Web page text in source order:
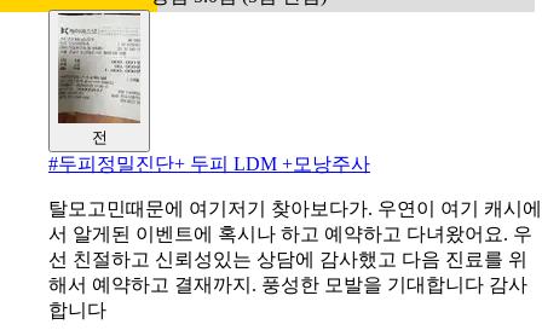
전
#두피정밀진단+ 두피 LDM +모낭주사
탈모고민때문에 여기저기 찾아보다가. 우연이 여기 캐시에
서 알게된 이벤트에 혹시나 하고 예약하고 다녀왔어요. 우
선 친절하고 신뢰성있는 상담에 감사했고 다음 진료를 위
해서 예약하고 결재까지. 풍성한 모발을 기대합니다 감사
합니다